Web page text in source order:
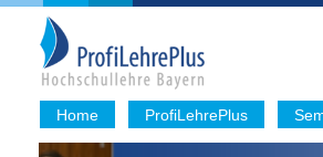
Home ProfiLehrePlus